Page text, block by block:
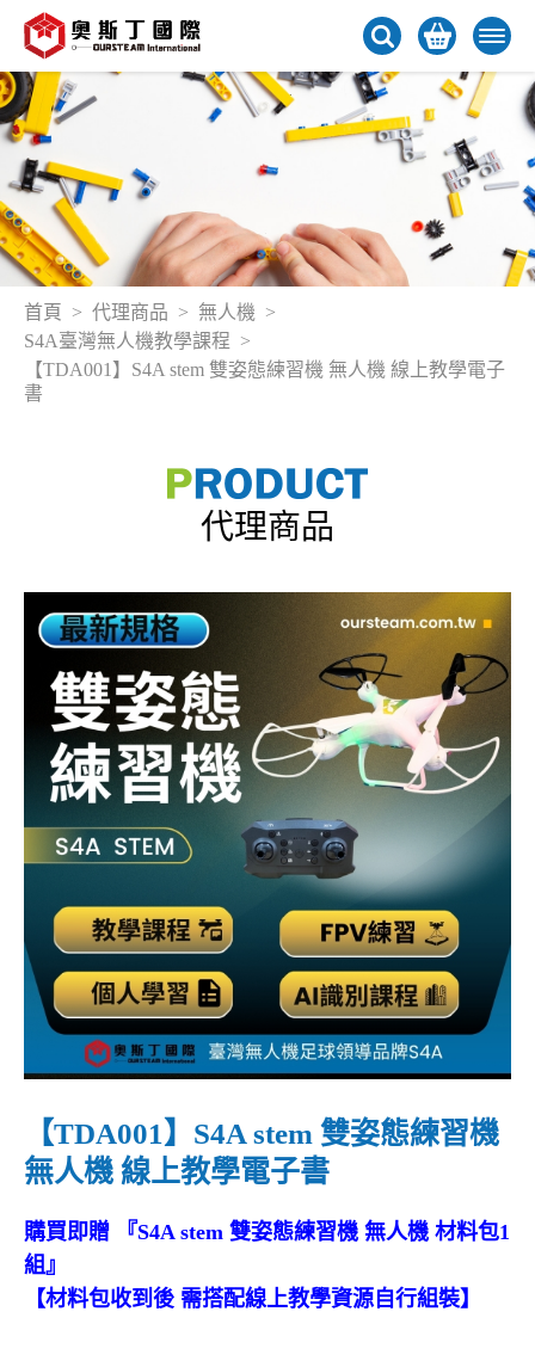
首頁 代理商品
無人機
S4A臺灣無人機教學課程
【TDA001】S4A stem 雙姿態練習機 無人機 線上教學電子
書
代理商品
【TDA001】S4A stem 雙姿態練習機
無人機 線上教學電子書
購買即贈 『S4A stem 雙姿態練習機 無人機 材料包1
組』
【材料包收到後 需搭配線上教學資源自行組裝】